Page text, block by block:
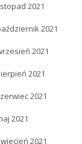
2021
2021
2021
2021
2021
2021
2021